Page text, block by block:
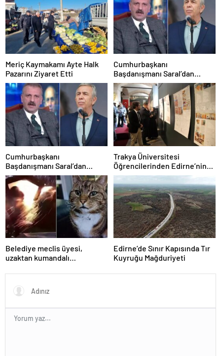
Meriç Kaymakamı Ayte Halk
Pazarını Ziyaret Etti
Cumhurbaşkanı
Başdanışmanı Saral’dan
gündem yaratacak Mansur
Yavaş iddiası
Cumhurbaşkanı
Başdanışmanı Saral’dan
gündem yaratacak Mansur
Yavaş iddiası
Trakya Üniversitesi
Öğrencilerinden Edirne’nin
Geleneksel Konutlarına
Rölöve ve Restorasyon
Projesi
Belediye meclis üyesi,
uzaktan kumandalı
uçurmaya çalıştı
Edirne’de Sınır Kapısında Tır
Kuyruğu Mağduriyeti